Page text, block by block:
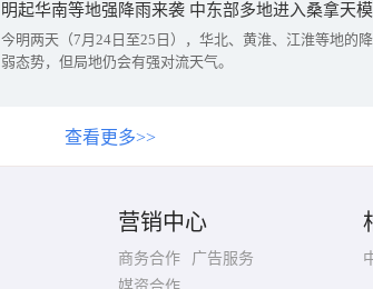
明起华南等地强降雨来袭 中东部多地进入桑拿天
今明两天（7月24日至25日），华北、黄淮、江淮等地的
弱态势，但局地仍会有强对流天气。
查看更多>>
营销中心
商务合作
广告服务